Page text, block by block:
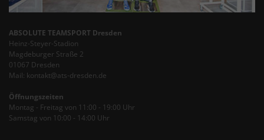
ABSOLUTE TEAMSPORT Dresden
Heinz-Steyer-Stadion
Magdeburger Straße 2
01067 Dresden
Mail: kontakt@ats-dresden.de
Öffnungszeiten
Montag - Freitag von 11:00 - 19:00 Uhr
Samstag von 10:00 - 14:00 Uhr